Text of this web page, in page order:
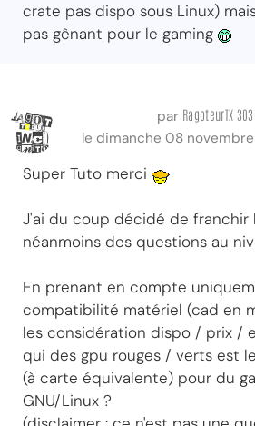
crate pas dispo sous Linux)
pas gênant pour le gaming
par RagoteurTX
le dimanche 08 novembre
Super Tuto merci
J'ai du coup décidé de franchir
néanmoins des questions au
En prenant en compte
compatibilité matériel (cad en
les considération dispo / prix /
qui des gpu rouges / verts est
(à carte équivalente) pour du
GNU/Linux ?